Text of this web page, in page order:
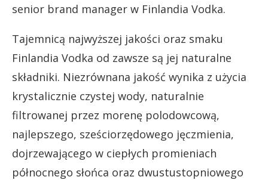
senior brand manager w Finlandia Vodka.
Tajemnicą najwyższej jakości oraz smaku
Finlandia Vodka od zawsze są jej naturalne
składniki. Niezrównana jakość wynika z użycia
krystalicznie czystej wody, naturalnie
filtrowanej przez morenę polodowcową,
najlepszego, sześciorzędowego jęczmienia,
dojrzewającego w ciepłych promieniach
północnego słońca oraz dwustustopniowego